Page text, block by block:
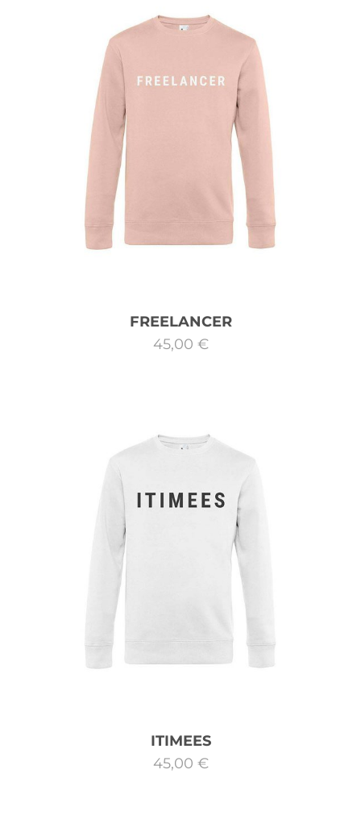
FREELANCER
45,00 €
ITIMEES
45,00 €